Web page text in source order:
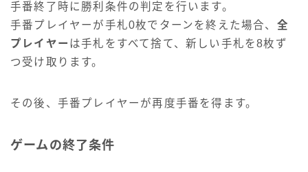
手番終了時に勝利条件の判定を行います。
手番プレイヤーが手札0枚でターンを終えた場合、 全
プレイヤー は手札をすべて捨て、新しい手札を8枚ず
つ受け取ります。
その後、手番プレイヤーが再度手番を得ます。
ゲームの終了条件